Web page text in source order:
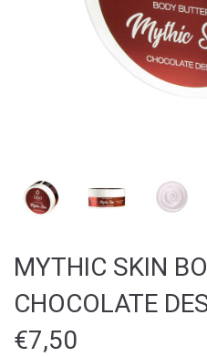
MYTHIC SKIN
CHOCOLATE
€7,50